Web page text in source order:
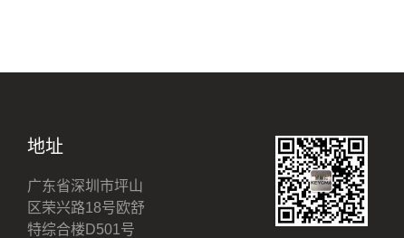
地址
广东省深圳市坪山
区荣兴路18号欧舒
特综合楼D501号